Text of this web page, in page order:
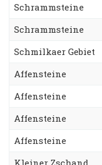
Schrammsteine
Schrammsteine
Schmilkaer Gebiet
Affensteine
Affensteine
Affensteine
Affensteine
Kleiner Zschand